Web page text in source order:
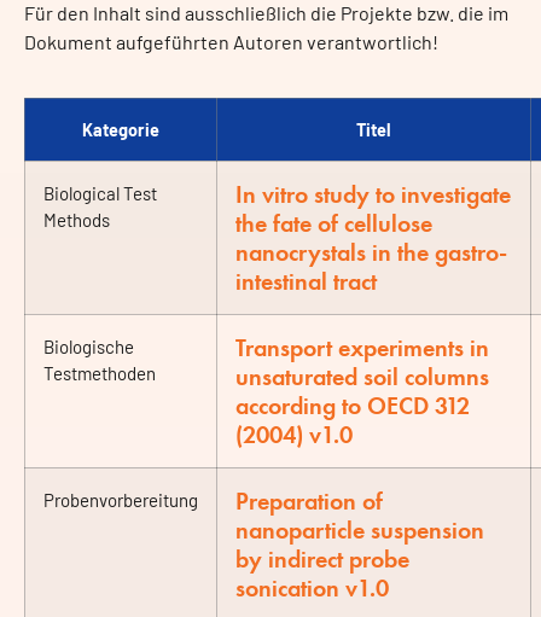
Für den Inhalt sind ausschließlich die Projekte bzw. die im
Dokument aufgeführten Autoren verantwortlich!
Kategorie Titel
Biological Test
Methods
In vitro study to investigate
the fate of cellulose
nanocrystals in the gastro-
intestinal tract
Biologische
Testmethoden
Transport experiments in
unsaturated soil columns
according to OECD 312
(2004) v1.0
Probenvorbereitung
Preparation of
nanoparticle suspension
by indirect probe
sonication v1.0